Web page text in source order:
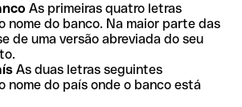
As primeiras quatro letras
nome do banco. Na maior parte das
de uma versão abreviada do seu
As duas letras seguintes
nome do país onde o banco está